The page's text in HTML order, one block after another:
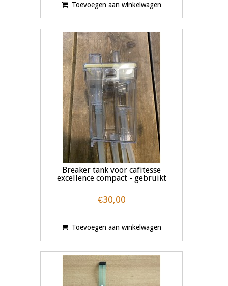
Toevoegen aan winkelwagen
Breaker tank voor cafitesse
excellence compact - gebruikt
€30,00
Toevoegen aan winkelwagen